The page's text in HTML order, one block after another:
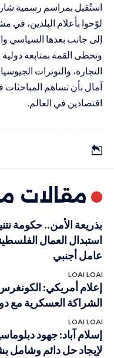
استُقبل بمراسم رسمية
لوّحوا بأعلام البلدين، في
إلى جانب بعدها السياسي
وتحظى القمة بمتابعة
التجارة، والتوترات
آمال بأن تساهم المباحثات
اقتصادين في العالم.
مقالات
بذريعة الأمن.. حكومة
عامل أجنبي
LOAI LOAI
إعلام أمريكي:
الشراكة العسكرية مع
LOAI LOAI
إسلام آباد: جهود
لإيجاد حل دائم وشامل